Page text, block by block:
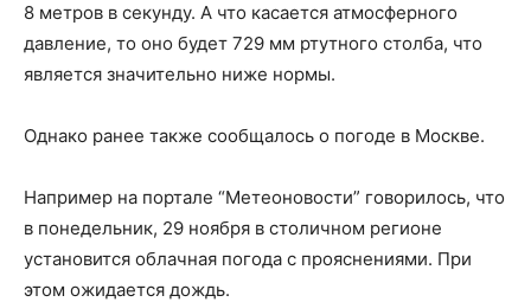
8 метров в секунду. А что касается атмосферного
давление, то оно будет 729 мм ртутного столба, что
является значительно ниже нормы.
Однако ранее также сообщалось о погоде в Москве.
Например на портале “Метеоновости” говорилось, что
в понедельник, 29 ноября в столичном регионе
установится облачная погода с прояснениями. При
этом ожидается дождь.